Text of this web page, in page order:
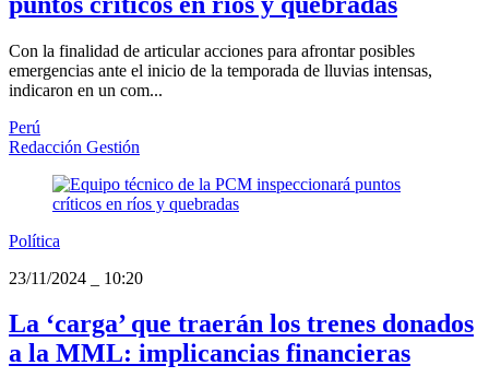
Con la finalidad de articular acciones para afrontar posibles
emergencias ante el inicio de la temporada de lluvias intensas,
indicaron en un com...
Perú
Redacción Gestión
Política
23/11/2024
10:20
La ‘carga’ que traerán los trenes donados
a la MML: implicancias financieras